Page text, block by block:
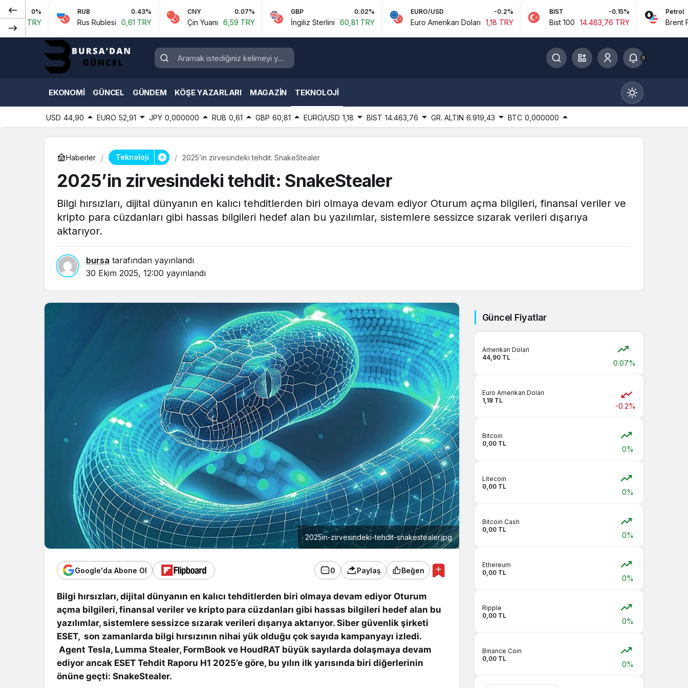
RUB
Rus Rublesi 0,61 TRY
CNY 0.07%
Çin Yuanı 6,59 TRY
GBP
İngiliz Sterlini 60,81 TRY
EURO/USD
Euro Amerikan Doları 1,18 TRY
BIST
Bist 100 14.463,76 TRY
Petrol
Brent Petrol
0
EKONOMI GÜNCEL GÜNDEM KÖŞE YAZARLARI MAGAZIN TEKNOLOJI
Gece Modu
Gece modunu seçin.
USD 44,90 EURO 52,91 JPY 0,000000 RUB 0,61 GBP 60,81 EURO/USD 1,18 BIST 14.463,76 GR. ALTIN 6.919,43 BTC 0,000000
Haberler Teknoloji 2025’in zirvesindeki tehdit: SnakeStealer
2025’in zirvesindeki tehdit: SnakeStealer
Bilgi hırsızları, dijital dünyanın en kalıcı tehditlerden biri olmaya devam ediyor Oturum açma bilgileri, finansal veriler ve
kripto para cüzdanları gibi hassas bilgileri hedef alan bu yazılımlar, sistemlere sessizce sızarak verileri dışarıya
aktarıyor.
bursa tarafından yayınlandı
30 Ekim 2025, 12:00 yayınlandı
2025in-zirvesindeki-tehdit-snakestealer.jpg
Google'da Abone Ol 0 Paylaş Beğen
Bilgi hırsızları, dijital dünyanın en kalıcı tehditlerden biri olmaya devam ediyor Oturum
açma bilgileri, finansal veriler ve kripto para cüzdanları gibi hassas bilgileri hedef alan bu
yazılımlar, sistemlere sessizce sızarak verileri dışarıya aktarıyor. Siber güvenlik şirketi
ESET, son zamanlarda bilgi hırsızının nihai yük olduğu çok sayıda kampanyayı izledi.
Agent Tesla, Lumma Stealer, FormBook ve HoudRAT büyük sayılarda dolaşmaya devam
ediyor ancak ESET Tehdit Raporu H1 2025’e göre, bu yılın ilk yarısında biri diğerlerinin
önüne geçti: SnakeStealer.
Güncel Fiyatlar
Amerikan Doları
44,90 TL
0.07%
Euro Amerikan Doları
1,18 TL
-0.2%
Bitcoin
0,00 TL
0%
Litecoin
0,00 TL
0%
Bitcoin Cash
0,00 TL
0%
Ethereum
0,00 TL
0%
Ripple
0,00 TL
0%
Binance Coin
0,00 TL
0%